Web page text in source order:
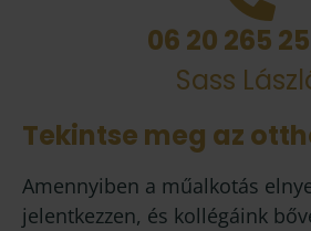
06 20 265
Sass
Tekintse meg az
Amennyiben a műalkotás
jelentkezzen, és kollégáink